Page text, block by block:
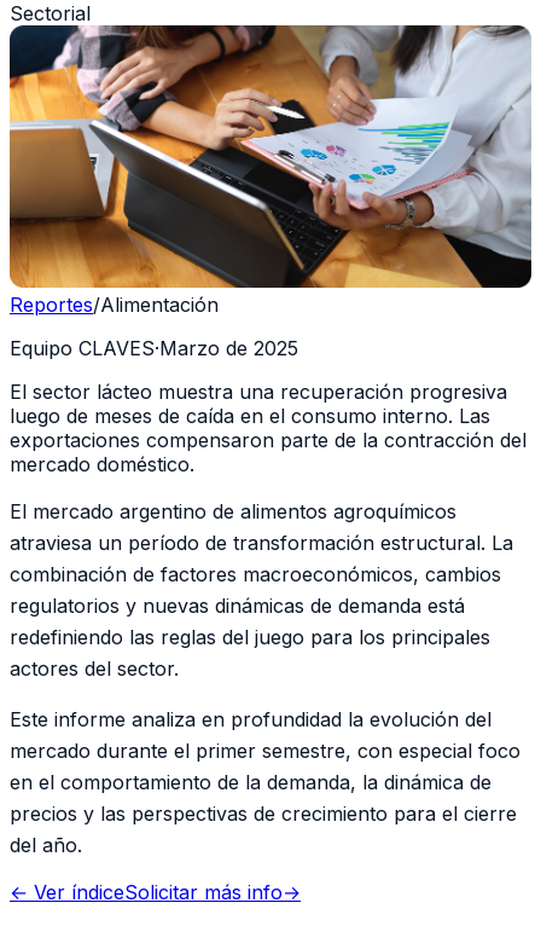
Sectorial
Reportes/Alimentación
Equipo CLAVES·Marzo de 2025
El sector lácteo muestra una recuperación progresiva
luego de meses de caída en el consumo interno. Las
exportaciones compensaron parte de la contracción del
mercado doméstico.
El mercado argentino de alimentos agroquímicos
atraviesa un período de transformación estructural. La
combinación de factores macroeconómicos, cambios
regulatorios y nuevas dinámicas de demanda está
redefiniendo las reglas del juego para los principales
actores del sector.
Este informe analiza en profundidad la evolución del
mercado durante el primer semestre, con especial foco
en el comportamiento de la demanda, la dinámica de
precios y las perspectivas de crecimiento para el cierre
del año.
← Ver índiceSolicitar más info→